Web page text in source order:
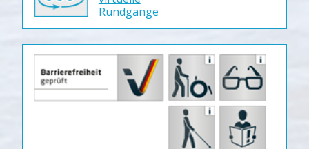
Rundgänge